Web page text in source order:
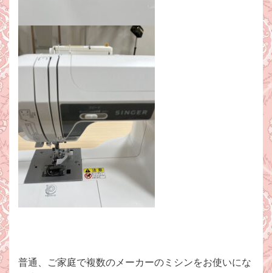
普通、ご家庭で複数のメーカーのミシンをお使いにな